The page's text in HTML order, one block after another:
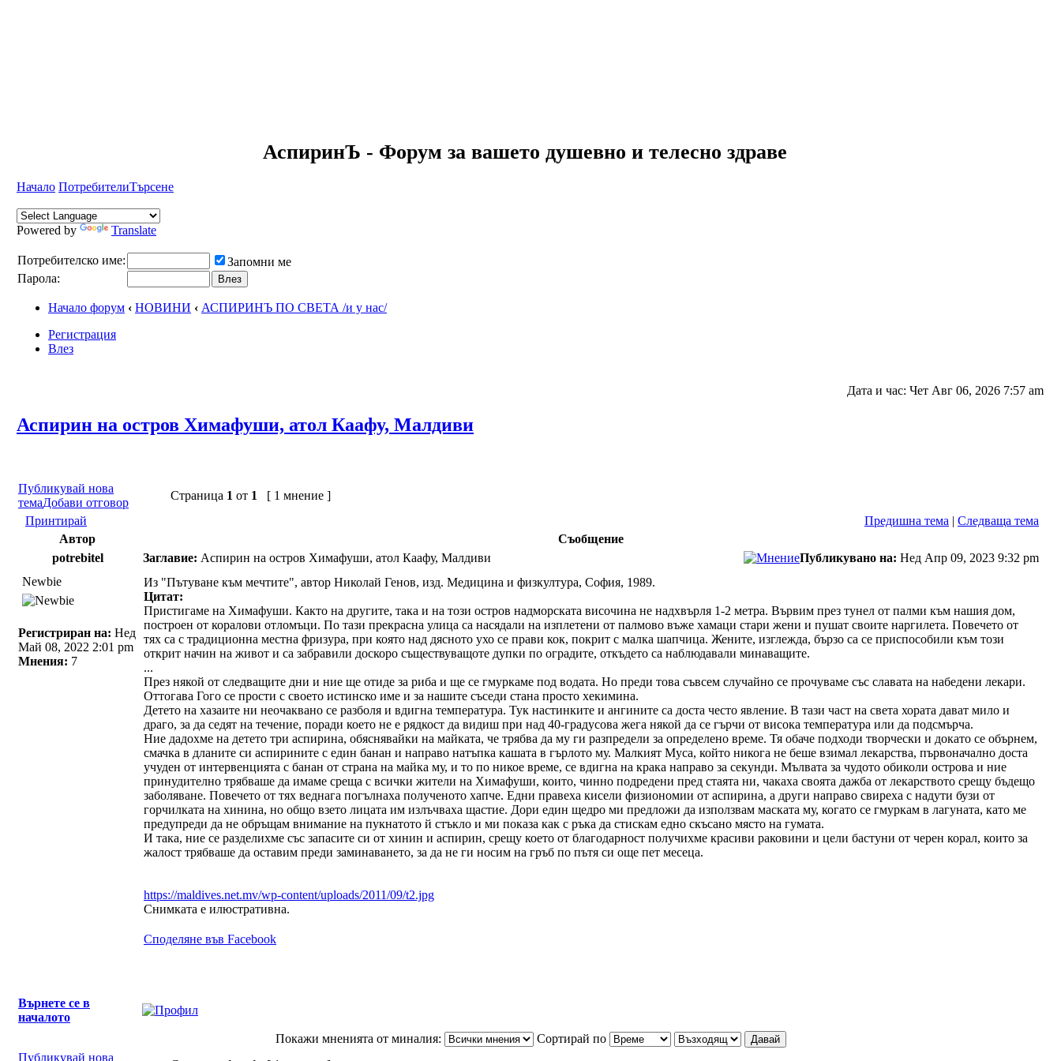
АспиринЪ - Форум за вашето душевно и телесно здраве
Начало ПотребителиТърсене
Powered by Translate
Потребителско име:
Запомни ме
Парола:
Начало форум ‹ НОВИНИ ‹ АСПИРИНЪ ПО СВЕТА /и у нас/
Регистрация
Влез
Дата и час: Чет Авг 06, 2026 7:57 am
Аспирин на остров Химафуши, атол Каафу, Малдиви
Публикувай нова
темаДобави отговор
Страница 1 от 1
[ 1 мнение ]
Принтирай
Предишна тема | Следваща тема
Автор
Съобщение
potrebitel
Заглавие: Аспирин на остров Химафуши, атол Каафу, Малдиви Публикувано на: Нед Апр 09, 2023 9:32 pm
Newbie
Регистриран на: Нед
Май 08, 2022 2:01 pm
Мнения: 7
Из "Пътуване към мечтите", автор Николай Генов, изд. Медицина и физкултура, София, 1989.
Цитат:
Пристигаме на Химафуши. Както на другите, така и на този остров надморската височина не надхвърля 1-2 метра. Вървим през тунел от палми към нашия дом,
построен от коралови отломъци. По тази прекрасна улица са насядали на изплетени от палмово въже хамаци стари жени и пушат своите наргилета. Повечето от
тях са с традиционна местна фризура, при която над дясното ухо се прави кок, покрит с малка шапчица. Жените, изглежда, бързо са се приспособили към този
открит начин на живот и са забравили доскоро съществуващоте дупки по оградите, откъдето са наблюдавали минаващите.
...
През някой от следващите дни и ние ще отиде за риба и ще се гмуркаме под водата. Но преди това съвсем случайно се прочуваме със славата на набедени лекари.
Оттогава Гого се прости с своето истинско име и за нашите съседи стана просто хекимина.
Детето на хазаите ни неочаквано се разболя и вдигна температура. Тук настинките и ангините са доста често явление. В тази част на света хората дават мило и
драго, за да седят на течение, поради което не е рядкост да видиш при над 40-градусова жега някой да се гърчи от висока температура или да подсмърча.
Ние дадохме на детето три аспирина, обяснявайки на майката, че трябва да му ги разпредели за определено време. Тя обаче подходи творчески и докато се обърнем,
смачка в дланите си аспирините с един банан и направо натъпка кашата в гърлото му. Малкият Муса, който никога не беше взимал лекарства, първоначално доста
учуден от интервенцията с банан от страна на майка му, и то по никое време, се вдигна на крака направо за секунди. Мълвата за чудото обиколи острова и ние
принудително трябваше да имаме среща с всички жители на Химафуши, които, чинно подредени пред стаята ни, чакаха своята дажба от лекарството срещу бъдещо
заболяване. Повечето от тях веднага погълнаха полученото хапче. Едни правеха кисели физиономии от аспирина, а други направо свиреха с надути бузи от
горчилката на хинина, но общо взето лицата им излъчваха щастие. Дори един щедро ми предложи да използвам маската му, когато се гмуркам в лагуната, като ме
предупреди да не обръщам внимание на пукнатото й стъкло и ми показа как с ръка да стискам едно скъсано място на гумата.
И така, ние се разделихме със запасите си от хинин и аспирин, срещу което от благодарност получихме красиви раковини и цели бастуни от черен корал, които за
жалост трябваше да оставим преди заминаването, за да не ги носим на гръб по пътя си още пет месеца.
https://maldives.net.mv/wp-content/uploads/2011/09/t2.jpg
Снимката е илюстративна.
Споделяне във Facebook
Върнете се в
началото
Покажи мненията от миналия:
Сортирай по
Публикувай нова